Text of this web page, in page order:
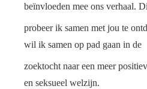
beïnvloeden mee ons verhaal.
probeer ik samen met jou te
wil ik samen op pad gaan in de
zoektocht naar een meer
en seksueel welzijn.